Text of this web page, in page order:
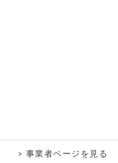
事業者ページを見る